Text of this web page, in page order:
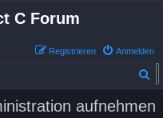
C Forum
Anmelden
Registrieren
c
aufnehmen